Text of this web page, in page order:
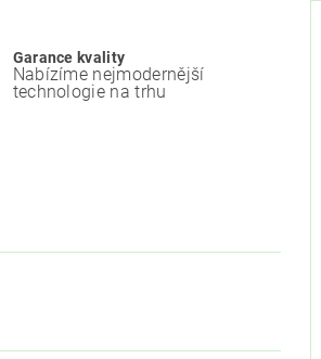
Garance kvality
Nabízíme nejmodernější
technologie na trhu